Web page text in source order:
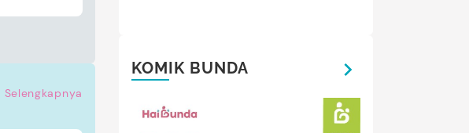
Selengkapnya
KOMIK BUNDA